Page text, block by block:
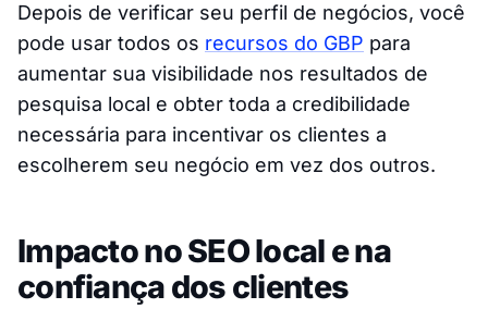
Depois de verificar seu perfil de negócios, você
pode usar todos os recursos do GBP para
aumentar sua visibilidade nos resultados de
pesquisa local e obter toda a credibilidade
necessária para incentivar os clientes a
escolherem seu negócio em vez dos outros.
Impacto no SEO local e na
confiança dos clientes